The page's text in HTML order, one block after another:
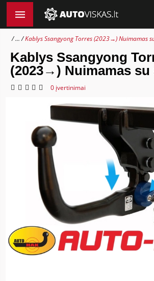
... Kablys Ssangyong Torres (2023→) Nuimamas
Kablys Ssangyong
(2023→) Nuimamas su
0 įvertinimai